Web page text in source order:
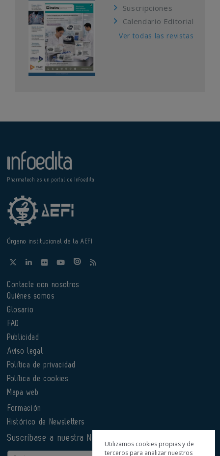
Suscripciones
Calendario Editorial
Ver todas las revistas
Pharmatech es un portal de Infoedita
Órgano institucional de la AEFI
Contacte con nosotros
Quiénes somos
Glosario
FAQ
Publicidad
Aviso legal
Política de privacidad
Política de cookies
Mapa web
Formación
Histórico de Newsletters
Suscríbase a nuestra Newsletter
Utilizamos cookies propias y de
terceros para analizar nuestros